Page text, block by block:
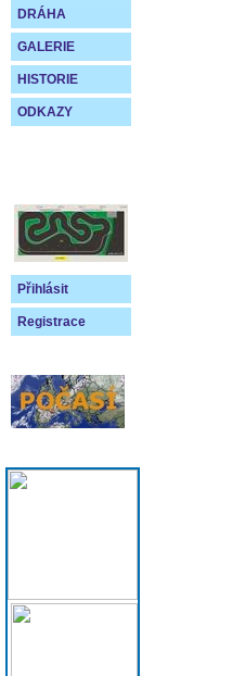
DRÁHA
GALERIE
HISTORIE
ODKAZY
Přihlásit
Registrace